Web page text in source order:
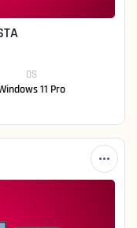
OS
11 Pro